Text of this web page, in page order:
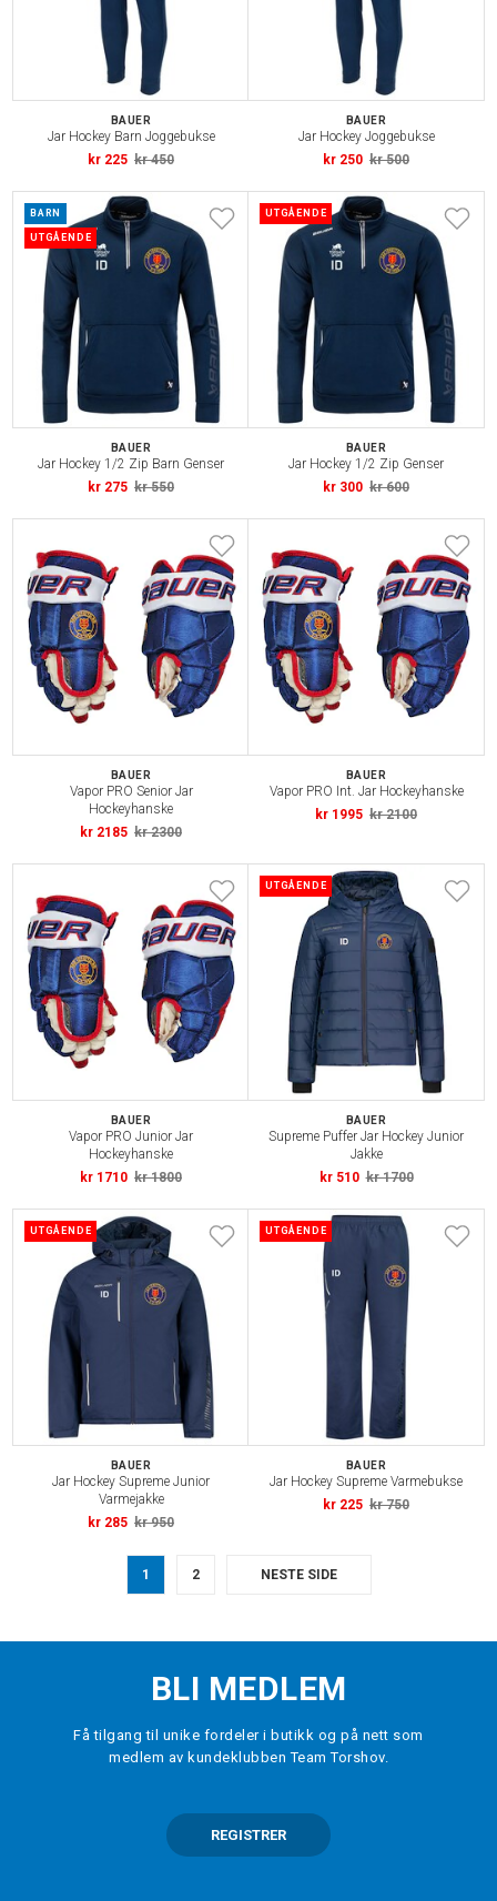
BAUER
Jar Hockey Barn Joggebukse
kr 225 kr 450
BAUER
Jar Hockey Joggebukse
kr 250 kr 500
BARN
UTGÅENDE
BAUER
Jar Hockey 1/2 Zip Barn Genser
kr 275 kr 550
UTGÅENDE
BAUER
Jar Hockey 1/2 Zip Genser
kr 300 kr 600
BAUER
Vapor PRO Senior Jar
Hockeyhanske
kr 2185 kr 2300
BAUER
Vapor PRO Int. Jar Hockeyhanske
kr 1995 kr 2100
BAUER
Vapor PRO Junior Jar
Hockeyhanske
kr 1710 kr 1800
UTGÅENDE
BAUER
Supreme Puffer Jar Hockey Junior
Jakke
kr 510 kr 1700
UTGÅENDE
BAUER
Jar Hockey Supreme Junior
Varmejakke
kr 285 kr 950
UTGÅENDE
BAUER
Jar Hockey Supreme Varmebukse
kr 225 kr 750
1 2 NESTE SIDE
BLI MEDLEM
Få tilgang til unike fordeler i butikk og på nett som
medlem av kundeklubben Team Torshov.
REGISTRER